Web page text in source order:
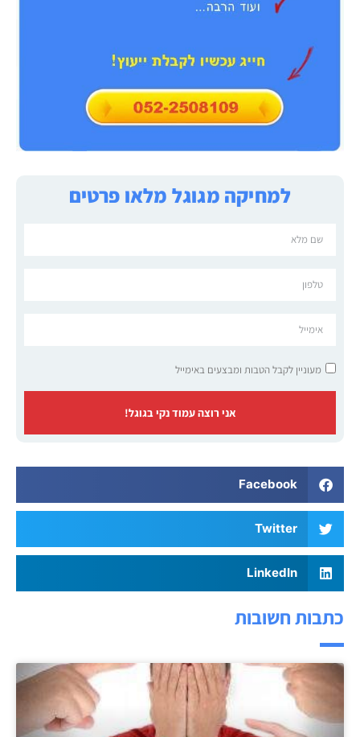
למחיקה מגוגל מלאו פרטים
מעוניין לקבל הטבות ומבצעים באימייל
אני רוצה עמוד נקי בגוגל!
Facebook
Twitter
LinkedIn
כתבות חשובות